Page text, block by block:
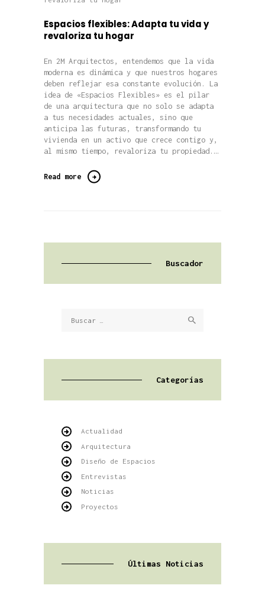
Espacios flexibles: Adapta tu vida y
revaloriza tu hogar
En 2M Arquitectos, entendemos que la vida
moderna es dinámica y que nuestros hogares
deben reflejar esa constante evolución. La
idea de «Espacios Flexibles» es el pilar
de una arquitectura que no solo se adapta
a tus necesidades actuales, sino que
anticipa las futuras, transformando tu
vivienda en un activo que crece contigo y,
al mismo tiempo, revaloriza tu propiedad.…
Read more
Buscador
Categorías
Actualidad
Arquitectura
Diseño de Espacios
Entrevistas
Noticias
Proyectos
Últimas Noticias